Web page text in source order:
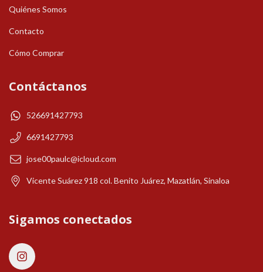
Quiénes Somos
Contacto
Cómo Comprar
Contáctanos
526691427793
6691427793
jose00paulc@icloud.com
Vicente Suárez 918 col. Benito Juárez, Mazatlán, Sinaloa
Sigamos conectados